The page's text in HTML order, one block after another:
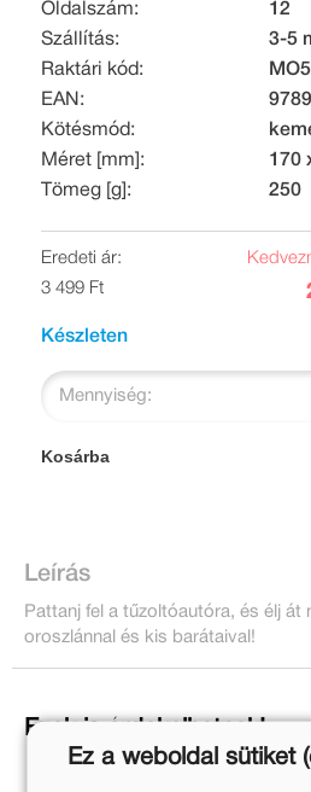
Oldalszám:
12
Szállítás:
3-5
Raktári kód:
EAN:
Kötésmód:
Méret [mm]:
170
Tömeg [g]:
250
Eredeti ár:
3 499 Ft
Készleten
Mennyiség:
Kosárba
Leírás
Pattanj fel a tűzoltóautóra, és élj át
oroszlánnal és kis barátaival!
Ezek is érdekelhetnek!
Ez a weboldal sütiket